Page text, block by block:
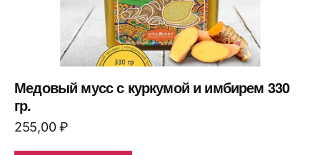
Медовый мусс с куркумой и имбирем 330
гр.
255,00₽